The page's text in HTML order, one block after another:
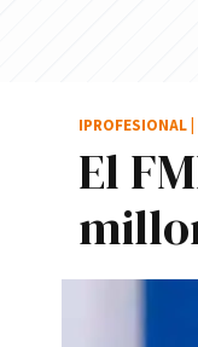
El
IPROFESIONAL